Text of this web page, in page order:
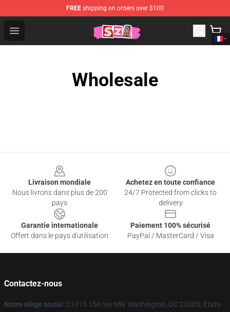
FREE shipping on orders over $100
Open menu
SZA Shop - Official SZA Merchandise Store
Wholesale
Livraison mondiale
Nous livrons dans plus de 200
pays
Achetez en toute confiance
24/7 Protected from clicks to
delivery
Garantie internationale
Offert dans le pays d'utilisation
Paiement 100% sécurisé
PayPal / MasterCard / Visa
Contactez-nous
Notre siège social : 21015 15e rue NW, Washington, DC 20005, États-